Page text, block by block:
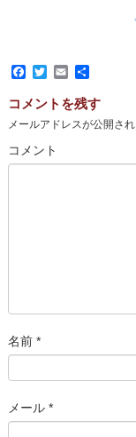
Facebook
TwitterEmail
共
コメントを残す
メールアドレスが公開さ
コメント
名前 *
メール *